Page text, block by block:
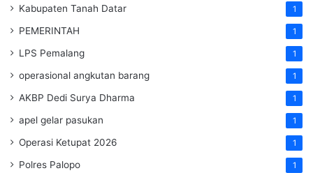
Kabupaten Tanah Datar 1
PEMERINTAH 1
LPS Pemalang 1
operasional angkutan barang 1
AKBP Dedi Surya Dharma 1
apel gelar pasukan 1
Operasi Ketupat 2026 1
Polres Palopo 1